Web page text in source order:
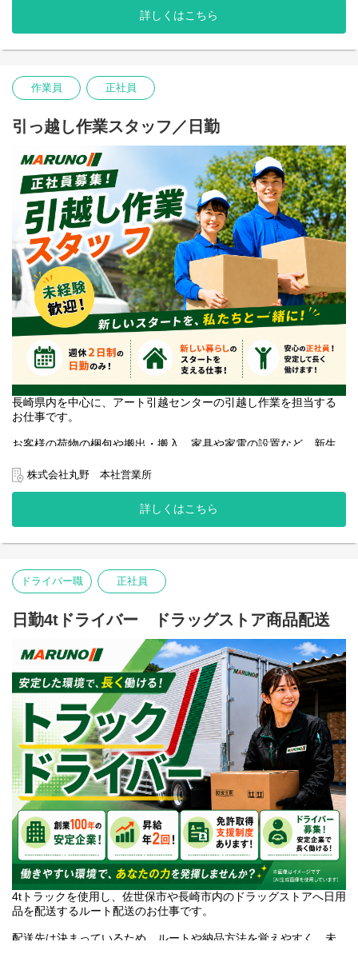
ズムを整えながら働けます。
配送する商品は食品やティッシュなどの日用雑貨が中心で、多く
未経験からドライバーに挑戦したい方、地元で長く働きたい方を
お待ちしています。
詳しくはこちら
作業員 正社員
引っ越し作業スタッフ／日勤
長崎県内を中心に、アート引越センターの引越し作業を担当する
お仕事です。
お客様の荷物の梱包や搬出・搬入、家具や家電の設置など、新生
作業は複数名で協力しながら進めるため、一人で仕事を抱え込む
ことはありません。先輩社員と一緒に現場を経験しながら、少し
ずつ仕事を覚えていくことができます。
勤務時間は7:30～16:30の日勤帯。毎日自宅へ帰ることができ、生
資格取得支援制度を活用して中型・大型免許を取得し、将来的に
ドライバーへステップアップすることも可能です。
未経験から新しい仕事に挑戦したい方をお待ちしています。
株式会社丸野 本社営業所
詳しくはこちら
ドライバー職 正社員
日勤4tドライバー ドラッグストア商品配送
4tトラックを使用し、佐世保市や長崎市内のドラッグストアへ日用
品を配送するルート配送のお仕事です。
配送先は決まっているため、ルートや納品方法を覚えやすく、未